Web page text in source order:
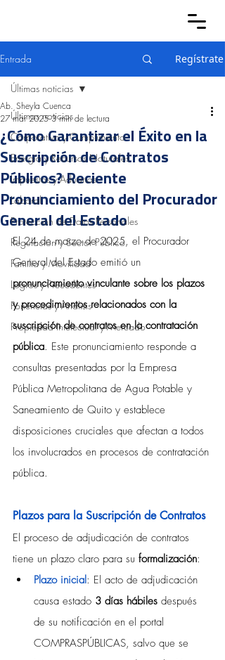
Entrada Regístrate
Últimas noticias
Corporativo y Cumplimiento
Energía y Recursos Naturales
Impuestos y Aduanas
Laboral
Protección de Datos Personales
Regulación y Sector Público
Familia y Movilidad
Logros y Precedentes
Ponencias y Análisis
Propiedad Intelectual y Mercado
Últimas noticias
¿Cómo Garantizar el Éxito en la
Suscripción de Contratos
Públicos? Reciente
Pronunciamiento del Procurador
General del Estado
Ab. Sheyla Cuenca
27 mar 2025 3 min de lectura
El 24 de marzo de 2025, el Procurador
General del Estado emitió un
pronunciamiento vinculante sobre los plazos
y procedimientos relacionados con la
suscripción de contratos en la contratación
pública. Este pronunciamiento responde a
consultas presentadas por la Empresa
Pública Metropolitana de Agua Potable y
Saneamiento de Quito y establece
disposiciones cruciales que afectan a todos
los involucrados en procesos de contratación
pública.
Plazos para la Suscripción de Contratos
El proceso de adjudicación de contratos
tiene un plazo claro para su formalización:
Plazo inicial: El acto de adjudicación
causa estado 3 días hábiles después
de su notificación en el portal
COMPRASPÚBLICAS, salvo que se